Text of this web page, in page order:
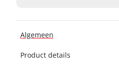
Algemeen
Product details